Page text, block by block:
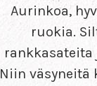
Aurinkoa,
ruokia.
Niin